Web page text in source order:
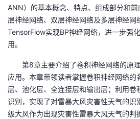
ANN）的基本概念、特点、组成部分和
层神经网络、双层神经网络及多层神经网
TensorFlow实现BP神经网络，进一步强
用。
第8章主要介绍了卷积神经网络的原理
应用。本章带领读者掌握卷积神经网络的
层、池化层、全连接层和输出层；利用卷
识别，实现了对雷暴大风灾害性天气的识
级大风作为出现灾害性雷暴大风天气的判